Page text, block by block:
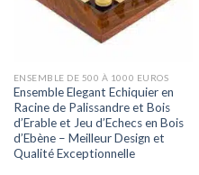
ENSEMBLE DE 500 À 1000 EUROS
Ensemble Elegant Echiquier en
Racine de Palissandre et Bois
d’Erable et Jeu d’Echecs en Bois
d’Ebène – Meilleur Design et
Qualité Exceptionnelle